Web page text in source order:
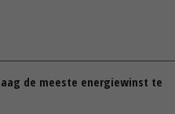
de meeste energiewinst te